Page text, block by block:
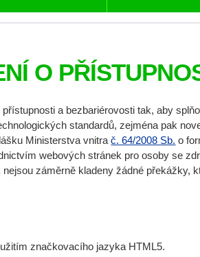
O
a bezbariérovosti tak, aby
standardů, zejména pak
Ministerstva vnitrač. 64/2008 Sb. o
webových stránek pro osoby se
záměrně kladeny žádné překážky,
značkovacího jazyka HTML5.